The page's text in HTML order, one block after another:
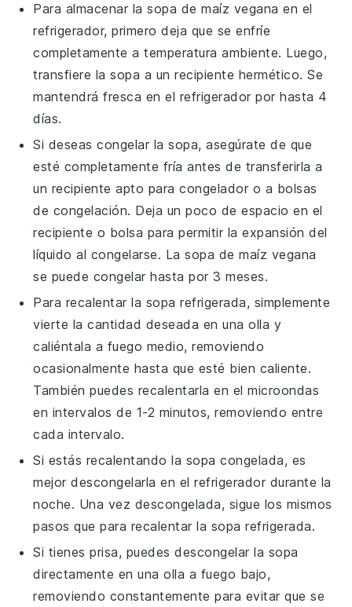
Para almacenar lasopa de maíz vegana en el
refrigerador, primero deja que se enfríe
completamente a temperatura ambiente. Luego,
transfiere lasopa a un recipiente hermético. Se
mantendrá fresca en el refrigerador por hasta 4
días.
Si deseas congelar lasopa, asegúrate de que
esté completamente fría antes de transferirla a
un recipiente apto para congelador o a bolsas
de congelación. Deja un poco de espacio en el
recipiente o bolsa para permitir la expansión del
líquido al congelarse. Lasopa de maíz vegana
se puede congelar hasta por 3 meses.
Para recalentar la sopa refrigerada, simplemente
vierte la cantidad deseada en una olla y
caliéntala a fuego medio, removiendo
ocasionalmente hasta que esté bien caliente.
También puedes recalentarla en el microondas
en intervalos de 1-2 minutos, removiendo entre
cada intervalo.
Si estás recalentando la sopa congelada, es
mejor descongelarla en el refrigerador durante la
noche. Una vez descongelada, sigue los mismos
pasos que para recalentar la sopa refrigerada.
Si tienes prisa, puedes descongelar la sopa
directamente en una olla a fuego bajo,
removiendo constantemente para evitar que se